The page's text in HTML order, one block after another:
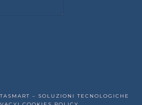
– SOLUZIONI TECNOLOGICHE